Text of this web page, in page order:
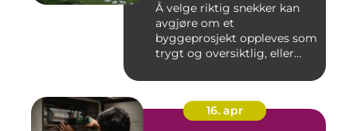
Å velge riktig snekker kan
avgjøre om et
byggeprosjekt oppleves som
trygt og oversiktlig, eller
16. apr